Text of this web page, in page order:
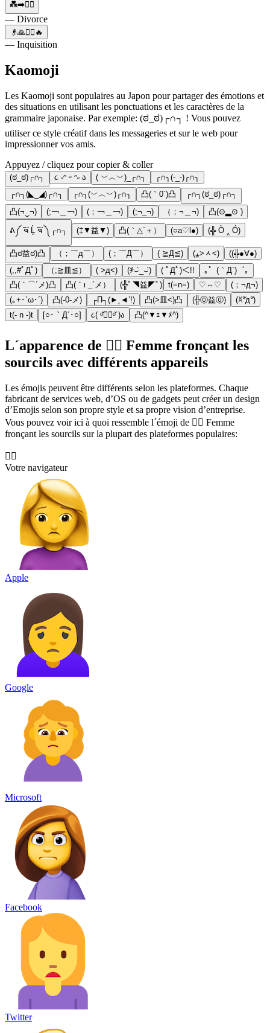
💑➡️🙍‍♀️
— Divorce
👴🙏🙍‍♀️🔥
— Inquisition
Kaomoji
Les Kaomoji sont populaires au Japon pour partager des émotions et
des situations en utilisant les ponctuations et les caractères de la
grammaire japonaise. Par exemple: (ಠ_ಠ)┌∩┐ ! Vous pouvez
utiliser ce style créatif dans les messageries et sur le web pour
impressionner vos amis.
Appuyez / cliquez pour copier & coller
(ಠ_ಠ)┌∩┐ ૮ ˶ᵔ ᵕ ᵔ˶ ა ( ︶︿︶)_╭∩╮
╭∩╮(-_-)╭∩╮
┌∩┐(◣_◢)┌∩┐
╭∩╮(︶︿︶)╭∩╮ 凸(｀0´)凸
┌∩┐(ಠ_ಠ)┌∩┐
凸(¬‿¬)
(;￢＿￢) (；￢＿￢) (;¬_¬) （；¬＿¬) 凸(⊙▂⊙ )
ᕕ༼ ͠ຈ Ĺ̯ ͠ຈ ༽┌∩┐ (‡▼益▼) 凸(｀△´＋） (○a♡l●) (╬ Ò ‸ Ó)
凸ಠ益ಠ)凸 （；￣д￣） (；￣Д￣） ( ≧Д≦) (⁎˃ᆺ˂)
((╬●∀●)
(,,#ﾟДﾟ)
（;≧皿≦） ( >д<) (҂⌣̀_⌣́) ( ﾟДﾟ)＜!!
｡゜(｀Д´)゜｡
凸(｀⌒´メ)凸
凸(｀ι _´メ） (╬ﾟ◥益◤ﾟ) t(=n=) ♡⇔♡
(；¬д¬)
(｡+･`ω･´)
凸(-0-メ) ┌П┐(►˛◄’!) 凸(>皿<)凸 (╬⓪益⓪)
(ꐦ°᷄д°᷅)
t(- n -)t
[○･｀Д´･○] ૮( ᵒ̌▱๋ᵒ̌ )ა 凸(^▼ｪ▼ﾒ^)
L´apparence de 🙍‍♀️ Femme fronçant les
sourcils avec différents appareils
Les émojis peuvent être différents selon les plateformes. Chaque
fabricant de services web, d’OS ou de gadgets peut créer un design
d’Emojis selon son propre style et sa propre vision d’entreprise.
Vous pouvez voir ici à quoi ressemble l´émoji de 🙍‍♀️ Femme
fronçant les sourcils sur la plupart des plateformes populaires:
🙍‍♀️
Votre navigateur
Apple
Google
Microsoft
Facebook
Twitter